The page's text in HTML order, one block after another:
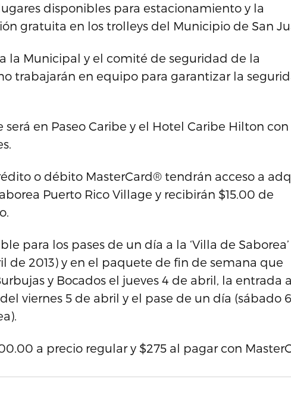
disponibles para estacionamiento y la
gratuita en los trolleys del Municipio de San
la Municipal y el comité de seguridad de la
trabajarán en equipo para garantizar la
en Paseo Caribe y el Hotel Caribe Hilton
o débito MasterCard® tendrán acceso a
Puerto Rico Village y recibirán $15.00 de
para los pases de un día a la ‘Villa de Saborea’
de 2013) y en el paquete de fin de semana que
y Bocados el jueves 4 de abril, la entrada
viernes 5 de abril y el pase de un día (sábado
a precio regular y $275 al pagar con